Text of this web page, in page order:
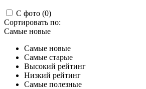
С фото (0)
Сортировать по:
Самые новые
Самые новые
Самые старые
Высокий рейтинг
Низкий рейтинг
Самые полезные